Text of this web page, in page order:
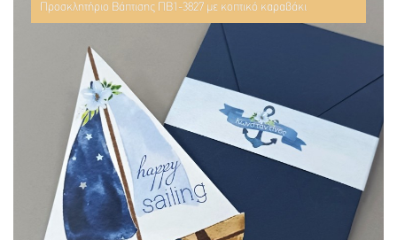
Προσκλητήριο Βάπτισης ΠΒ1-3827 με κοπτικό καραβάκι